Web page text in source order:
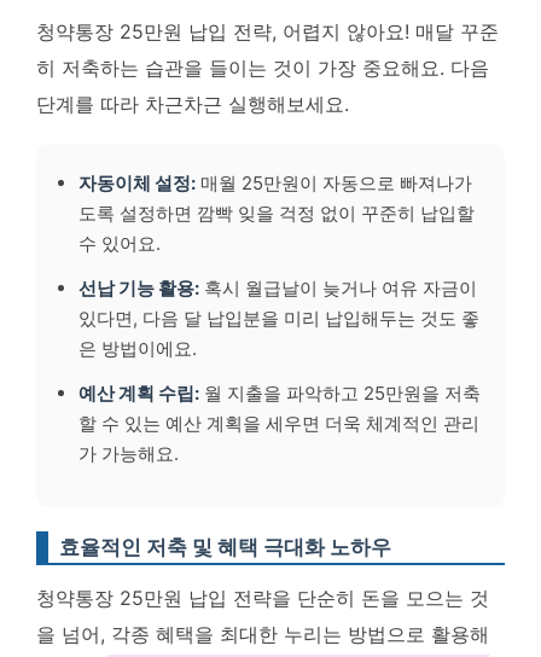
청약통장 25만원 납입 전략, 어렵지 않아요! 매달 꾸준
히 저축하는 습관을 들이는 것이 가장 중요해요. 다음
단계를 따라 차근차근 실행해보세요.
자동이체 설정: 매월 25만원이 자동으로 빠져나가
도록 설정하면 깜빡 잊을 걱정 없이 꾸준히 납입할
수 있어요.
선납 기능 활용: 혹시 월급날이 늦거나 여유 자금이
있다면, 다음 달 납입분을 미리 납입해두는 것도 좋
은 방법이에요.
예산 계획 수립: 월 지출을 파악하고 25만원을 저축
할 수 있는 예산 계획을 세우면 더욱 체계적인 관리
가 가능해요.
효율적인 저축 및 혜택 극대화 노하우
청약통장 25만원 납입 전략을 단순히 돈을 모으는 것
을 넘어, 각종 혜택을 최대한 누리는 방법으로 활용해